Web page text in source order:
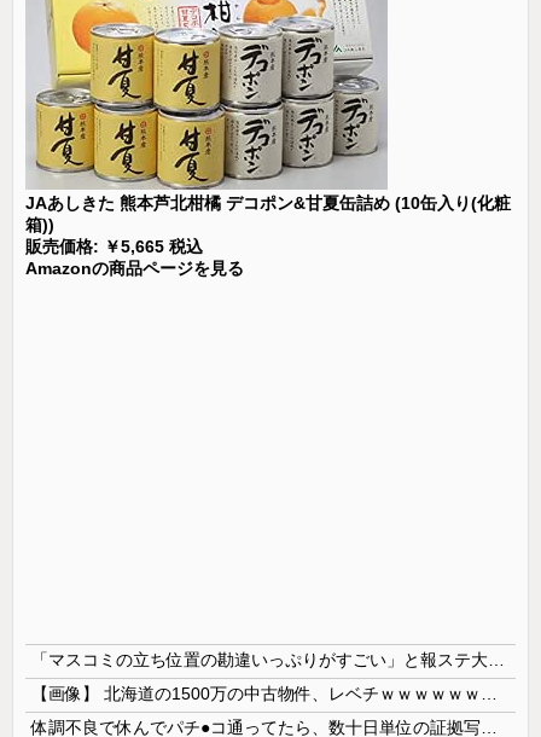
JAあしきた 熊本芦北柑橘 デコポン&甘夏缶詰め (10缶入り(化粧
箱))
販売価格: ￥5,665 税込
Amazonの商品ページを見る